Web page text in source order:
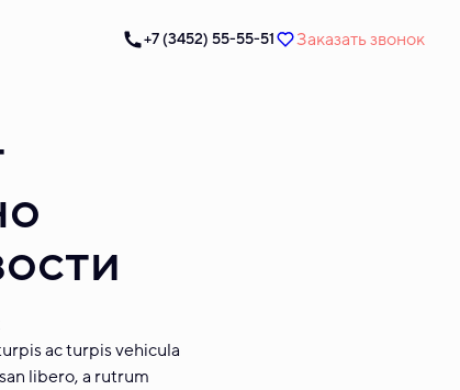
+7 (3452) 55-55-51 Заказать звонок
ac turpis vehicula
libero, a rutrum